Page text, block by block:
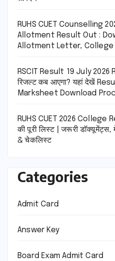
RUHS CUET Counselling
Allotment Result Out :
Allotment Letter, College
RSCIT Result 19 July 2026
रिजल्ट कब आएगा? यहां देखें
Marksheet Download
RUHS CUET 2026
की पूरी लिस्ट | जरूरी डॉक्यूमेंट्स,
& चेकलिस्ट
Categories
Admit Card
Answer Key
Board Exam Admit Card